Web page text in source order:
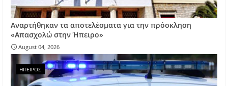
Αναρτήθηκαν τα αποτελέσματα για την πρόσκληση
«Απασχολώ στην Ήπειρο»
August 04, 2026
ΗΠΕΙΡΟΣ